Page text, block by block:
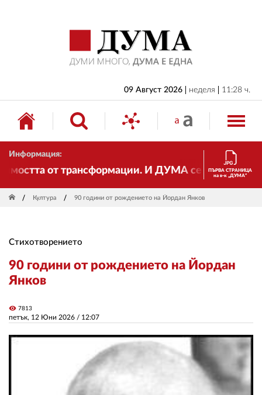
09 Август 2026 неделя 11:28 ч.
Информация:
от трансформации. И ДУМА се променя иПЪРВА СТРАНИЦА
на в-к „ДУМА“
Култура 90 години от рождението на Йордан Янков
Стихотворението
90 години от рождението на Йордан
Янков
петък, 12 Юни 2026 / 12:07
visibility 7813
БЪЛГАРИЯ
ИКОНОМИКА
ИЗБОРИ
СВЯТ
РЕДАКЦИЯ